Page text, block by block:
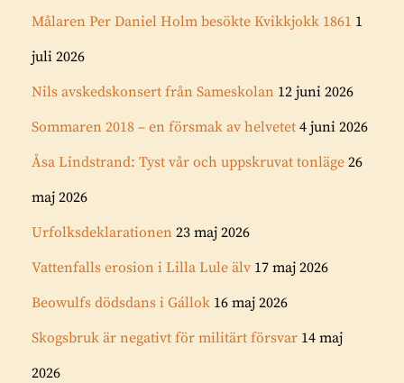
Målaren Per Daniel Holm besökte Kvikkjokk 1861 1
juli 2026
Nils avskedskonsert från Sameskolan 12 juni 2026
Sommaren 2018 – en försmak av helvetet 4 juni 2026
Åsa Lindstrand: Tyst vår och uppskruvat tonläge 26
maj 2026
Urfolksdeklarationen 23 maj 2026
Vattenfalls erosion i Lilla Lule älv 17 maj 2026
Beowulfs dödsdans i Gállok 16 maj 2026
Skogsbruk är negativt för militärt försvar 14 maj
2026